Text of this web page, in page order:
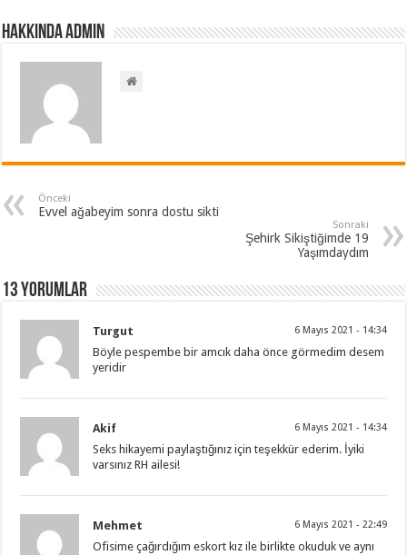
Hakkında admin
Önceki
Evvel ağabeyim sonra dostu sikti
Sonraki
Şehirk Sikiştiğimde 19
Yaşımdaydım
13 Yorumlar
Turgut 6 Mayıs 2021 - 14:34
Böyle pespembe bir amcık daha önce görmedim desem
yeridir
Akif 6 Mayıs 2021 - 14:34
Seks hikayemi paylaştığınız için teşekkür ederim. İyiki
varsınız RH ailesi!
Mehmet 6 Mayıs 2021 - 22:49
Ofisime çağırdığım eskort kız ile birlikte okuduk ve aynı